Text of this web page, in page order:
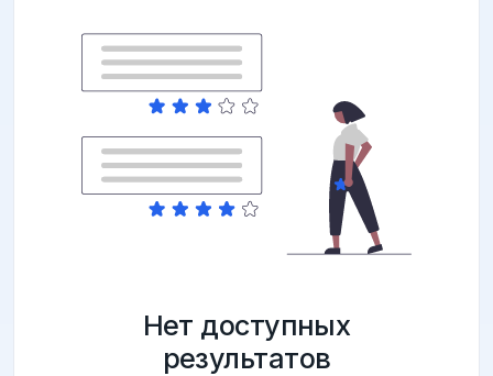
Нет доступных
результатов